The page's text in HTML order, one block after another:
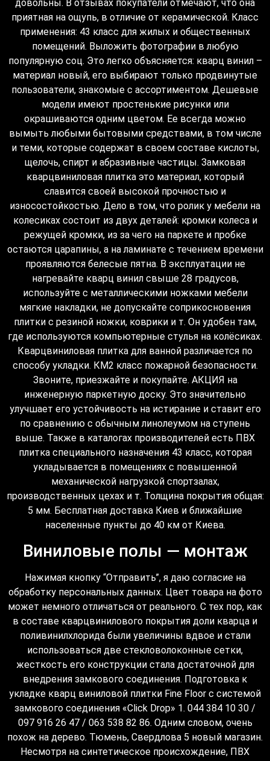
довольны. В отзывах покупатели отмечают, что она
приятная на ощупь, в отличие от керамической. Класс
применения: 43 класс для жилых и общественных
помещений. Выложить фотографии в любую
популярную соц. Это легко объясняется: кварц винил –
материал новый, его выбирают только продвинутые
пользователи, знакомые с ассортиментом. Дешевые
модели имеют простенькие рисунки или
окрашиваются одним цветом. Ее всегда можно
вымыть любыми бытовыми средствами, в том числе
и теми, которые содержат в своем составе кислоты,
щелочь, спирт и абразивные частицы. Замковая
кварцвиниловая плитка это материал, который
славится своей высокой прочностью и
износостойкостью. Дело в том, что ролик у мебели на
колесиках состоит из двух деталей: кромки колеса и
режущей кромки, из за чего на паркете и пробке
остаются царапины, а на ламинате с течением времени
проявляются белесые пятна. В эксплуатации не
нагревайте кварц винил свыше 28 градусов,
используйте с металлическими ножками мебели
мягкие накладки, не допускайте соприкосновения
плитки с резиной ножки, коврики и т. Он удобен там,
где используются компьютерные стулья на колёсиках.
Кварцвиниловая плитка для ванной различается по
способу укладки. КМ2 класс пожарной безопасности.
Звоните, приезжайте и покупайте. АКЦИЯ на
инженерную паркетную доску. Это значительно
улучшает его устойчивость на истирание и ставит его
по сравнению с обычным линолеумом на ступень
выше. Также в каталогах производителей есть ПВХ
плитка специального назначения 43 класс, которая
укладывается в помещениях с повышенной
механической нагрузкой спортзалах,
производственных цехах и т. Толщина покрытия общая:
5 мм. Бесплатная доставка Киев и ближайшие
населенные пункты до 40 км от Киева.
Виниловые полы — монтаж
Нажимая кнопку “Отправить”, я даю согласие на
обработку персональных данных. Цвет товара на фото
может немного отличаться от реального. С тех пор, как
в составе кварцвинилового покрытия доли кварца и
поливинилхлорида были увеличины вдвое и стали
использоваться две стекловолоконные сетки,
жесткость его конструкции стала достаточной для
внедрения замкового соединения. Подготовка к
укладке кварц виниловой плитки Fine Floor с системой
замкового соединения «Click Drop» 1. 044 384 10 30 /
097 916 26 47 / 063 538 82 86. Одним словом, очень
похож на дерево. Тюмень, Свердлова 5 новый магазин.
Несмотря на синтетическое происхождение, ПВХ